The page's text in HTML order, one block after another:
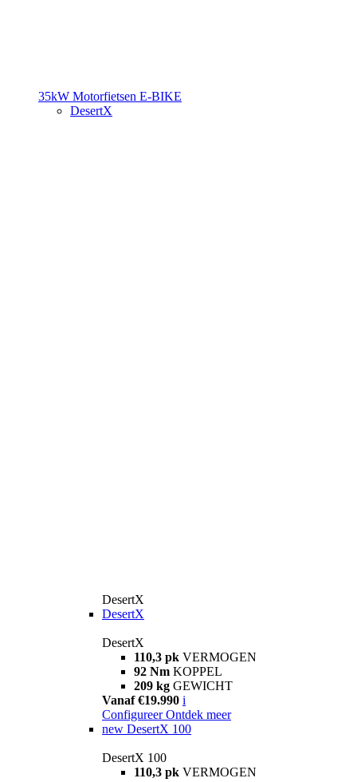
35kW Motorfietsen E-BIKE
DesertX
DesertX
DesertX
DesertX
110,3 pk VERMOGEN
92 Nm KOPPEL
209 kg GEWICHT
Vanaf €19.990 i
Configureer Ontdek meer
new DesertX 100
DesertX 100
110,3 pk VERMOGEN